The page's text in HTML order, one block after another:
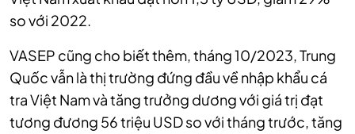
so với 2022.
VASEP cũng cho biết thêm, tháng 10/2023, Trung
Quốc vẫn là thị trường đứng đầu về nhập khẩu cá
tra Việt Nam và tăng trưởng dương với giá trị đạt
tương đương 56 triệu USD so với tháng trước, tăng